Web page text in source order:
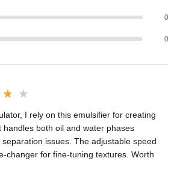
0
0
I rely on this emulsifier for creating
handles both oil and water phases
issues. The adjustable speed
changer for fine-tuning textures. Worth